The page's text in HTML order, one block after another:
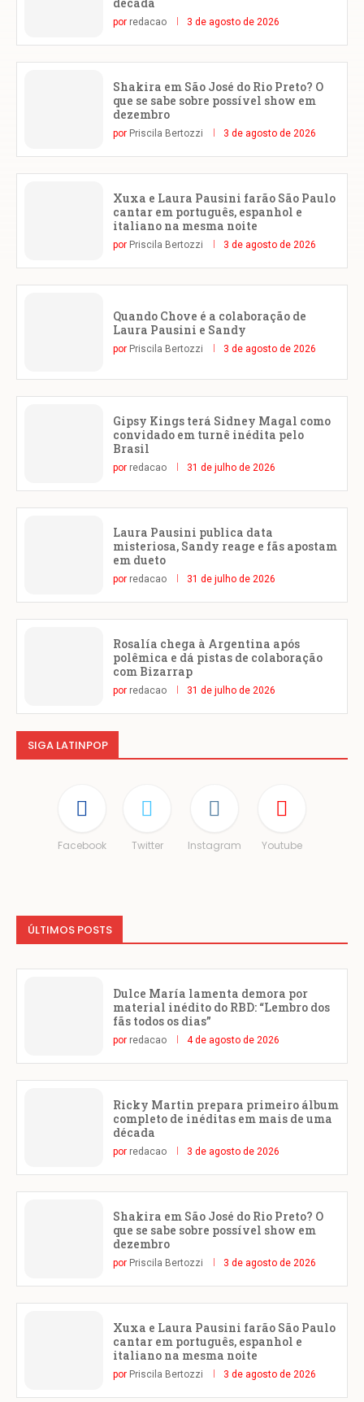
por redacao 3 de agosto de 2026
Shakira em São José do Rio Preto? O
que se sabe sobre possível show em
dezembro
por Priscila Bertozzi 3 de agosto de 2026
Xuxa e Laura Pausini farão São Paulo
cantar em português, espanhol e
italiano na mesma noite
por Priscila Bertozzi 3 de agosto de 2026
Quando Chove é a colaboração de
Laura Pausini e Sandy
por Priscila Bertozzi 3 de agosto de 2026
Gipsy Kings terá Sidney Magal como
convidado em turnê inédita pelo
Brasil
por redacao 31 de julho de 2026
Laura Pausini publica data
misteriosa, Sandy reage e fãs apostam
em dueto
por redacao 31 de julho de 2026
Rosalía chega à Argentina após
polêmica e dá pistas de colaboração
com Bizarrap
por redacao 31 de julho de 2026
SIGA LATINPOP
Facebook Twitter Instagram Youtube
ÚLTIMOS POSTS
Dulce María lamenta demora por
material inédito do RBD: “Lembro dos
fãs todos os dias”
por redacao 4 de agosto de 2026
Ricky Martin prepara primeiro álbum
completo de inéditas em mais de uma
década
por redacao 3 de agosto de 2026
Shakira em São José do Rio Preto? O
que se sabe sobre possível show em
dezembro
por Priscila Bertozzi 3 de agosto de 2026
Xuxa e Laura Pausini farão São Paulo
cantar em português, espanhol e
italiano na mesma noite
por Priscila Bertozzi 3 de agosto de 2026